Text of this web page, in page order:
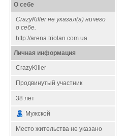
О себе
CrazyKiller не указал(а) ничего
о себе.
http://arena.triolan.com.ua
Личная информация
CrazyKiller
Продвинутый участник
38 лет
Мужской
Место жительства не указано